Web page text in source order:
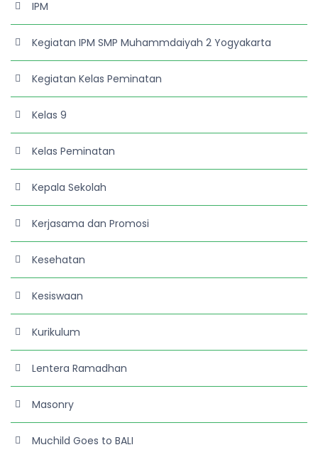
IPM
Kegiatan IPM SMP Muhammdaiyah 2 Yogyakarta
Kegiatan Kelas Peminatan
Kelas 9
Kelas Peminatan
Kepala Sekolah
Kerjasama dan Promosi
Kesehatan
Kesiswaan
Kurikulum
Lentera Ramadhan
Masonry
Muchild Goes to BALI